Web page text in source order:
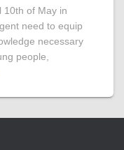
10th of May in
need to equip
necessary
people,